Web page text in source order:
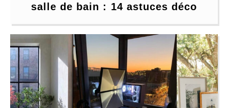
salle de bain : 14 astuces déco